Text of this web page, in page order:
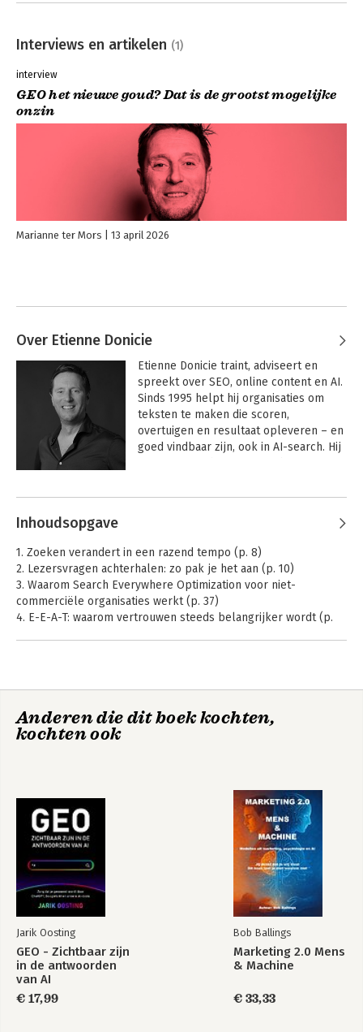
Interviews en artikelen (1)
interview
GEO het nieuwe goud? Dat is de grootst mogelijke
onzin
Marianne ter Mors 13 april 2026
Over Etienne Donicie
Etienne Donicie traint, adviseert en
spreekt over SEO, online content en AI.
Sinds 1995 helpt hij organisaties om
teksten te maken die scoren,
overtuigen en resultaat opleveren – en
goed vindbaar zijn, ook in AI-search. Hij
Inhoudsopgave
1. Zoeken verandert in een razend tempo (p. 8)
2. Lezersvragen achterhalen: zo pak je het aan (p. 10)
3. Waarom Search Everywhere Optimization voor niet-
commerciële organisaties werkt (p. 37)
4. E-E-A-T: waarom vertrouwen steeds belangrijker wordt (p.
8. Contentstrategie voor Search Everywhere Optimization (p.
129)
11. Ga vandaag nog aan de slag (p. 160)
12. Mijn favoriete SEO-tools (p. 166)
Begrippenlijst (p. 172)
Anderen die dit boek kochten,
kochten ook
Jarik Oosting
GEO - Zichtbaar zijn
in de antwoorden
van AI
€ 17,99
Bob Ballings
Marketing 2.0 Mens
& Machine
€ 33,33